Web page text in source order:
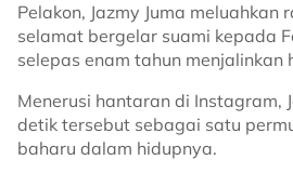
Pelakon, Jazmy Juma meluahkan
selamat bergelar suami kepada
selepas enam tahun menjalinkan
Menerusi hantaran di Instagram,
detik tersebut sebagai satu
baharu dalam hidupnya.